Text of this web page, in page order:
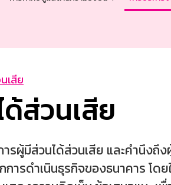
เสีย
ส่วนเสีย
ผู้มีส่วนได้ส่วนเสีย และคำนึงถึ
ารดำเนินธุรกิจของธนาคาร โ